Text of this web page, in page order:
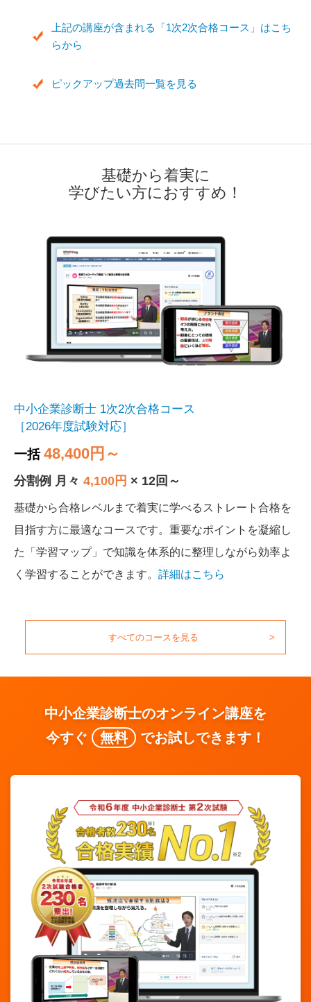
上記の講座が含まれる「1次2次合格コース」はこち
らから
ピックアップ過去問一覧を見る
基礎から着実に
学びたい方におすすめ！
中小企業診断士 1次2次合格コース
［2026年度試験対応］
一括48,400円～
分割例 月々 4,100円 × 12回～
基礎から合格レベルまで着実に学べるストレート合格を
目指す方に最適なコースです。重要なポイントを凝縮し
た「学習マップ」で知識を体系的に整理しながら効率よ
く学習することができます。 詳細はこちら
すべてのコースを見る
中小企業診断士のオンライン講座を
今すぐ
無料 でお試しできます！